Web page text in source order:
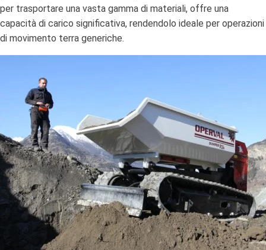
per trasportare una vasta gamma di materiali, offre una
capacità di carico significativa, rendendolo ideale per operazioni
di movimento terra generiche.